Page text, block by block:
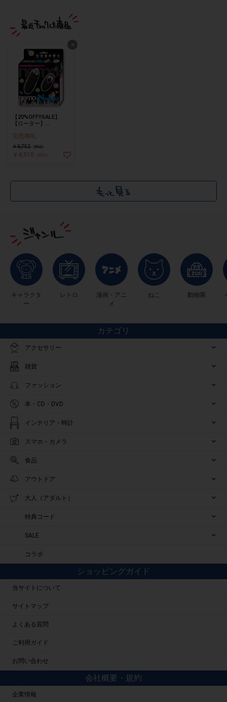
×
【20%OFF!!SALE】
【ローター】
完売御礼
￥6,752 (税込)
￥4,910 (税込)
キャラクタ
ー
レトロ
漫画・アニ
メ
ねこ 動物園
カテゴリ
アクセサリー
雑貨
ファッション
本・CD・DVD
インテリア・時計
スマホ・カメラ
食品
アウトドア
大人（アダルト）
特典コード
SALE
コラボ
ショッピングガイド
当サイトについて
サイトマップ
よくある質問
ご利用ガイド
お問い合わせ
会社概要・規約
企業情報